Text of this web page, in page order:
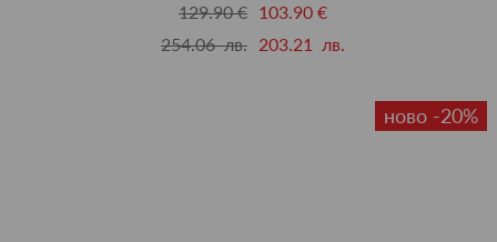
129.90 € 103.90 €
254.06 лв. 203.21 лв.
ново -20%